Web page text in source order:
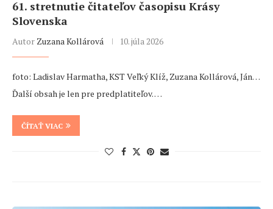
61. stretnutie čitateľov časopisu Krásy
Slovenska
Autor Zuzana Kollárová 10. júla 2026
foto: Ladislav Harmatha, KST Veľký Klíž, Zuzana Kollárová, Ján…
Ďalší obsah je len pre predplatiteľov. …
ČÍTAŤ VIAC